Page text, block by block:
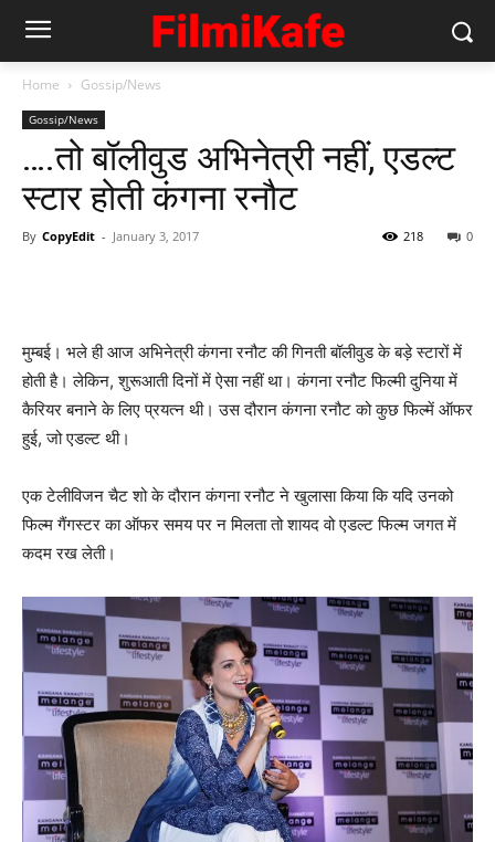
Home Gossip/News
Gossip/News
….तो बॉलीवुड अभिनेत्री नहीं, एडल्‍ट
स्‍टार होती कंगना रनौट
By CopyEdit - January 3, 2017 0
218
मुम्‍बई। भले ही आज अभिनेत्री कंगना रनौट की गिनती बॉलीवुड के बड़े स्‍टारों में
होती है। लेकिन, शुरूआती दिनों में ऐसा नहीं था। कंगना रनौट फिल्‍मी दुनिया में
कैरियर बनाने के लिए प्रयत्‍न थी। उस दौरान कंगना रनौट को कुछ फिल्‍में ऑफर
हुई, जो एडल्‍ट थी।
एक टेलीविजन चैट शो के दौरान कंगना रनौट ने खुलासा किया कि यदि उनको
फिल्‍म गैंगस्‍टर का ऑफर समय पर न मिलता तो शायद वो एडल्‍ट फिल्‍म जगत में
कदम रख लेती।